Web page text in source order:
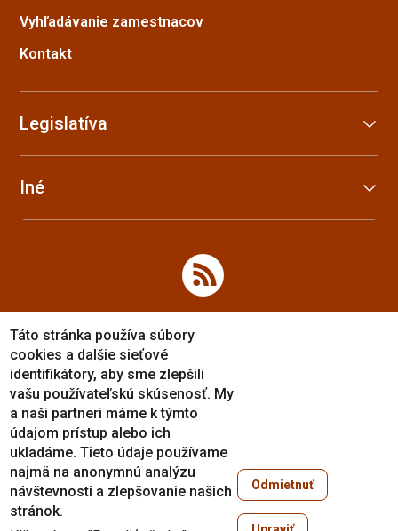
Vyhľadávanie zamestnacov
Kontakt
Legislatíva
Iné
Copyright © 2005-2026
Prešovská univerzita v Prešove
Táto stránka používa súbory
cookies a dalšie sieťové
identifikátory, aby sme zlepšili
vašu používateľskú skúsenosť. My
a naši partneri máme k týmto
údajom prístup alebo ich
ukladáme. Tieto údaje používame
najmä na anonymnú analýzu
návštevnosti a zlepšovanie našich
stránok.
Odmietnuť